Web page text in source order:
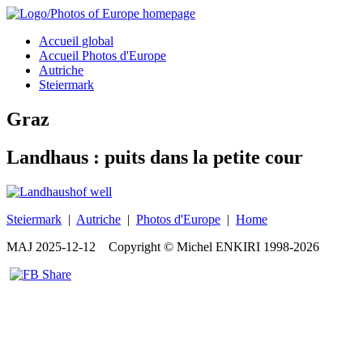
Accueil global
Accueil Photos d'Europe
Autriche
Steiermark
Graz
Landhaus : puits dans la petite cour
Steiermark | Autriche | Photos d'Europe | Home
MAJ 2025-12-12 Copyright © Michel ENKIRI 1998-2026